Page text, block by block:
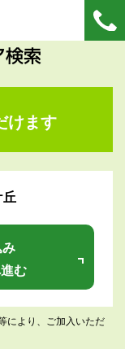
検索
けます
み
む
により、ご加入いただ